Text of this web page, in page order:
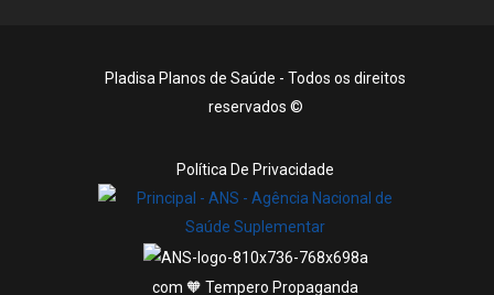
Pladisa Planos de Saúde - Todos os direitos
reservados ©
Política De Privacidade
com 🧡 Tempero Propaganda